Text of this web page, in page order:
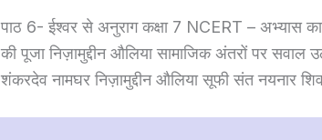
पाठ 6- ईश्वर से अनुराग कक्षा 7 NCERT – अभ्यास
की पूजा निज़ामुद्दीन औलिया सामाजिक अंतरों पर सवाल
शंकरदेव नामघर निज़ामुद्दीन औलिया सूफी संत नयनार